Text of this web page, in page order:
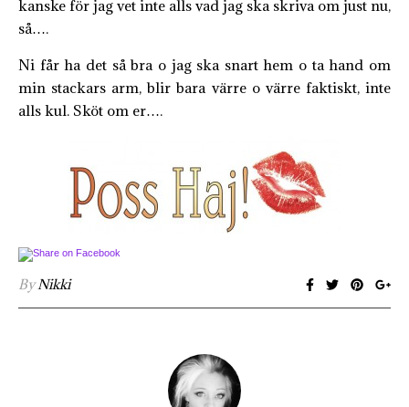
kanske för jag vet inte alls vad jag ska skriva om just nu,
så….
Ni får ha det så bra o jag ska snart hem o ta hand om
min stackars arm, blir bara värre o värre faktiskt, inte
alls kul. Sköt om er….
ByNikki